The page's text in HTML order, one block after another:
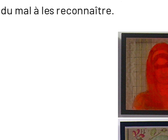
du mal à les reconnaître.